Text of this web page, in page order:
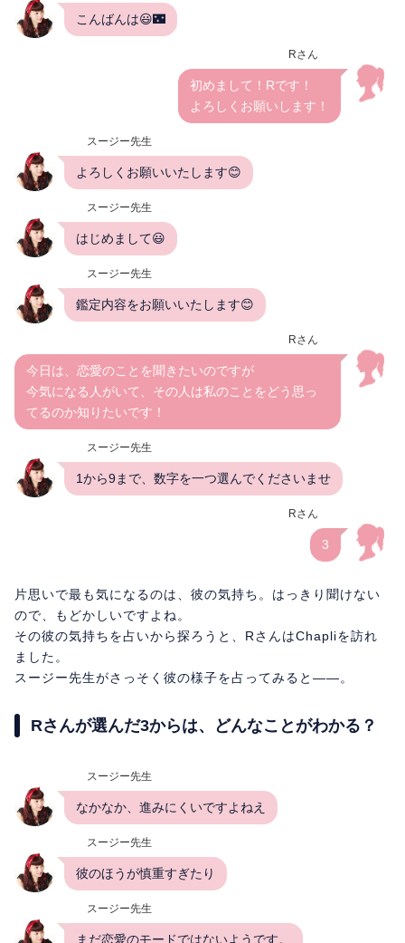
こんばんは😃🌃
Rさん
初めまして！Rです！
よろしくお願いします！
スージー先生
よろしくお願いいたします😊
スージー先生
はじめまして😃
スージー先生
鑑定内容をお願いいたします😊
Rさん
今日は、恋愛のことを聞きたいのですが
今気になる人がいて、その人は私のことをどう思っ
てるのか知りたいです！
スージー先生
1から9まで、数字を一つ選んでくださいませ
Rさん
3
片思いで最も気になるのは、彼の気持ち。はっきり聞けない
ので、もどかしいですよね。
その彼の気持ちを占いから探ろうと、RさんはChapliを訪れ
ました。
スージー先生がさっそく彼の様子を占ってみると――。
Rさんが選んだ3からは、どんなことがわかる？
スージー先生
なかなか、進みにくいですよねえ
スージー先生
彼のほうが慎重すぎたり
スージー先生
まだ恋愛のモードではないようです。